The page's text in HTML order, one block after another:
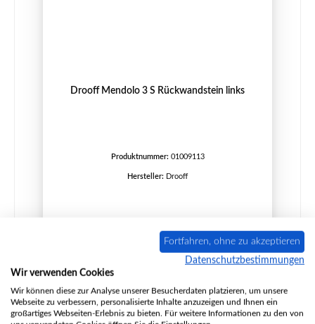
Drooff Mendolo 3 S Rückwandstein links
Produktnummer: 01009113
Hersteller: Drooff
Regulärer Preis:
174,39 €
nur auf Anfrage erhältlichFortfahren, ohne zu akzeptieren
Datenschutzbestimmungen
Wir verwenden Cookies
Wir können diese zur Analyse unserer Besucherdaten platzieren, um unsere
Webseite zu verbessern, personalisierte Inhalte anzuzeigen und Ihnen ein
großartiges Webseiten-Erlebnis zu bieten. Für weitere Informationen zu den von